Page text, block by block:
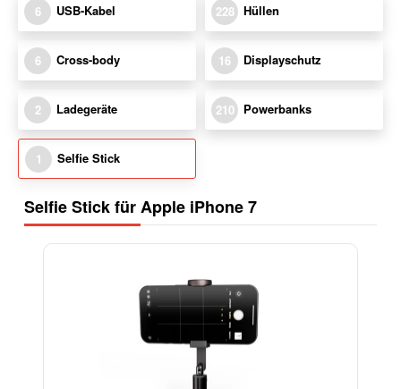
6 USB-Kabel 228 Hüllen
6 Cross-body 16 Displayschutz
2 Ladegeräte 210 Powerbanks
1 Selfie Stick
Selfie Stick für Apple iPhone 7